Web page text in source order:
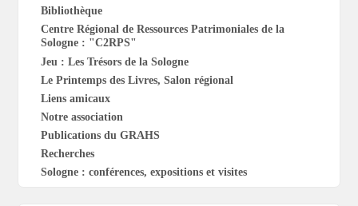
Bibliothèque
Centre Régional de Ressources Patrimoniales de la
Sologne : "C2RPS"
Jeu : Les Trésors de la Sologne
Le Printemps des Livres, Salon régional
Liens amicaux
Notre association
Publications du GRAHS
Recherches
Sologne : conférences, expositions et visites